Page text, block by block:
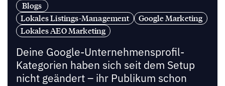
Blogs
Lokales Listings-Management
Google Marketing
Lokales AEO Marketing
Deine Google-Unternehmensprofil-
Kategorien haben sich seit dem Setup
nicht geändert – ihr Publikum schon